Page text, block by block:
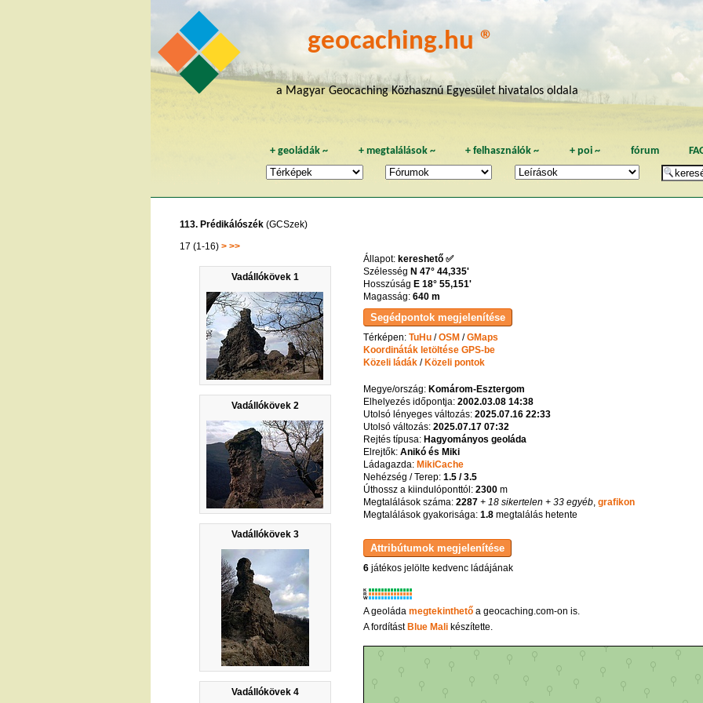
geocaching.hu ®
a Magyar Geocaching Közhasznú Egyesület hivatalos oldala
+geoládák ~ + megtalálások~ +felhasználók ~ + poi~ fórum
113. Prédikálószék (GCSzek)
17 (1-16) > >>
Vadállókövek 1
Vadállókövek 2
Vadállókövek 3
Vadállókövek 4
Állapot: kereshető ✅
Szélesség N 47° 44,335'
Hosszúság E 18° 55,151'
Magasság: 640 m
Térképen: TuHu/OSM/GMaps
Koordináták letöltése GPS-be
Közeli ládák/Közeli pontok
Megye/ország: Komárom-Esztergom
Elhelyezés időpontja: 2002.03.08 14:38
Utolsó lényeges változás: 2025.07.16 22:33
Utolsó változás: 2025.07.17 07:32
Rejtés típusa: Hagyományos geoláda
Elrejtők: Anikó és Miki
Ládagazda: MikiCache
Nehézség / Terep: 1.5 / 3.5
Úthossz a kiindulóponttól: 2300m
Megtalálások száma: 2287+ 18 sikertelen + 33 egyéb, grafikon
Megtalálások gyakorisága: 1.8megtalálás hetente
6játékos jelölte kedvenc ládájának
K
R
W
A geoláda megtekinthetőa geocaching.com-on is.
A fordítástBlue Malikészítette.